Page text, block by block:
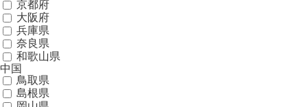
京都府
大阪府
兵庫県
奈良県
和歌山県
中国
鳥取県
島根県